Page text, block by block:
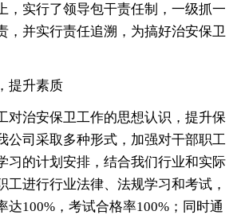
，实行了领导包干责任制，一级抓一
，并实行责任追溯，为搞好治安保卫
提升素质
对治安保卫工作的思想认识，提升保
公司采取多种形式，加强对干部职工
习的计划安排，结合我们行业和实际
工进行行业法律、法规学习和考试，
达100%，考试合格率100%；同时通